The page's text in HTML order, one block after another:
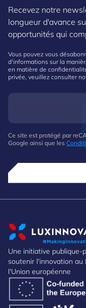
Recevez notre
longueur d'avance
opportunités qui
Vous pouvez vous
d'informations sur la
en matière de
privée, veuillez consulter
Ce site est protégé par
Google ainsi que les
Une initiative publique-
soutenir l'innovation au
l'Union européenne